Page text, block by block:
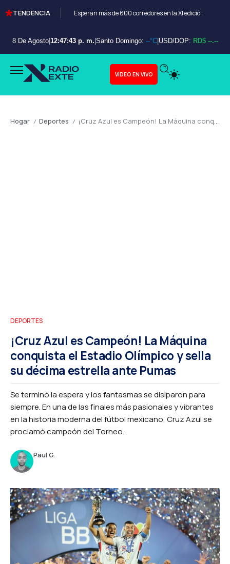
TENDENCIA Esperan más de 600 corredores en la XI edición del Bayahibe 10K
8 De Agosto| 12:47:45 p. m. Santo Domingo: --°C| USD/DOP: RD$ --.--
VIDEO EN VIVO
Hogar / Deportes / ¡Cruz Azul es Campeón! La Máquina conquista el Estadio Olímpico y sella su décima estrella ante Pumas
DEPORTES
¡Cruz Azul es Campeón! La Máquina
conquista el Estadio Olímpico y sella
su décima estrella ante Pumas
Se terminó la espera y los fantasmas se disiparon para
siempre. En una de las finales más pasionales y vibrantes
en la historia moderna del fútbol mexicano, Cruz Azul se
proclamó campeón del Torneo...
Paul G.